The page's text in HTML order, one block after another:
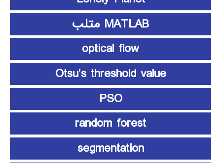
MATLAB متلب
optical flow
Otsu’s threshold value
PSO
random forest
segmentation